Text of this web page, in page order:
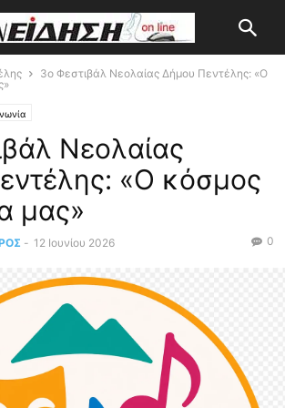
3ο Φεστιβάλ Νεολαίας Δήμου Πεντέλης: «Ο
Νεολαίας
«Ο κόσμος
μας»
- 12 Ιουνίου 2026 0